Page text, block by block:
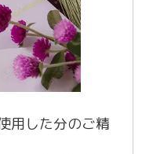
用した分のご精